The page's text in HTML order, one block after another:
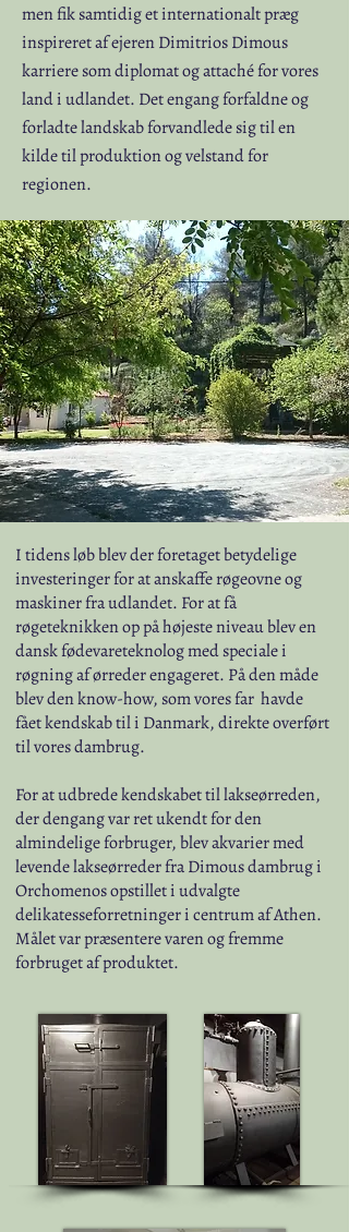
men fik samtidig et internationalt præg
inspireret af ejeren Dimitrios Dimous
karriere som diplomat og attaché for vores
land i udlandet. Det engang forfaldne og
forladte landskab forvandlede sig til en
kilde til produktion og velstand for
regionen.
I tidens løb blev der foretaget betydelige
investeringer for at anskaffe røgeovne og
maskiner fra udlandet. For at få
røgeteknikken op på højeste niveau blev en
dansk fødevareteknolog med speciale i
røgning af ørreder engageret. På den måde
blev den know-how, som vores far havde
fået kendskab til i Danmark, direkte overført
til vores dambrug.
​For at udbrede kendskabet til lakseørreden,
der dengang var ret ukendt for den
almindelige forbruger, blev akvarier med
levende lakseørreder fra Dimous dambrug i
Orchomenos opstillet i udvalgte
delikatesseforretninger i centrum af Athen.
Målet var præsentere varen og fremme
forbruget af produktet.